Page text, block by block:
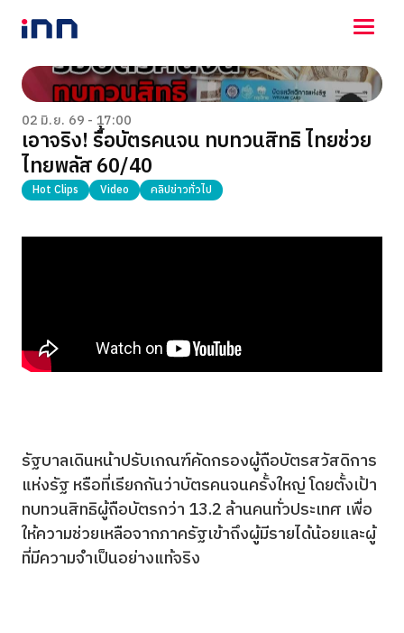
NEWS
ENTERTAINMENT
LIFESTYLE
HOROSCOPE
LOTTERY
VIDEO
02 มิ.ย. 69 - 17:00
เอาจริง! รื้อบัตรคนจน ทบทวนสิทธิ ไทยช่วย
ไทยพลัส 60/40
Hot Clips Video คลิปข่าวทั่วไป
รัฐบาลเดินหน้าปรับเกณฑ์คัดกรองผู้ถือบัตรสวัสดิการ
แห่งรัฐ หรือที่เรียกกันว่าบัตรคนจนครั้งใหญ่ โดยตั้งเป้า
ทบทวนสิทธิผู้ถือบัตรกว่า 13.2 ล้านคนทั่วประเทศ เพื่อ
ให้ความช่วยเหลือจากภาครัฐเข้าถึงผู้มีรายได้น้อยและผู้
ที่มีความจำเป็นอย่างแท้จริง